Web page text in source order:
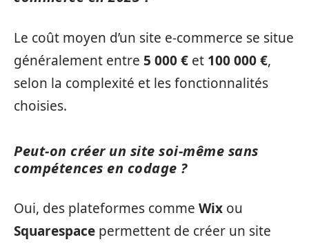
Le coût moyen d’un site e-commerce se situe
généralement entre 5 000 € et 100 000 €,
selon la complexité et les fonctionnalités
choisies.
Peut-on créer un site soi-même sans
compétences en codage ?
Oui, des plateformes comme Wix ou
Squarespace permettent de créer un site